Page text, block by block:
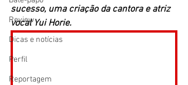
Review
Dicas e notícias
Perfil
Reportagem
sucesso, uma criação da cantora e atriz
vocal Yui Horie.